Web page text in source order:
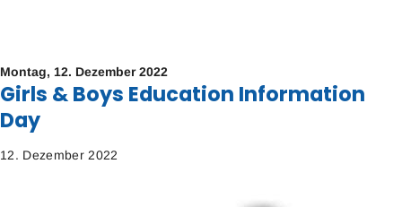
Montag, 12. Dezember 2022
Girls & Boys Education Information
Day
12. Dezember 2022